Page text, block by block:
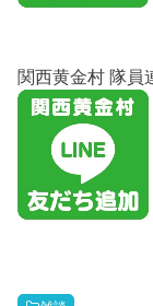
関西黄金村 隊員